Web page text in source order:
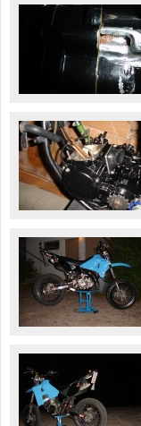
Valitse paikkakunta
Helsingin sää
Tampereen sää
Turun sää
Oulun sää
Kuopion sää
Rovaniemen sää
MUUT
VIP-jäsenyys
Suunnittele oma
Mainostus
Palaute
Kevytversio